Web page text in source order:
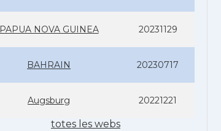
PAPUA NOVA GUINEA 20231129
BAHRAIN 20230717
Augsburg 20221221
totes les webs